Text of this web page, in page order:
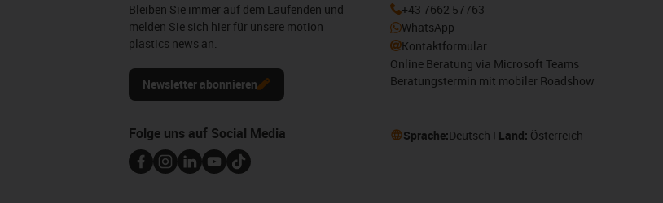
Bleiben Sie immer auf dem Laufenden und
melden Sie sich hier für unsere motion
plastics news an.
Newsletter abonnieren
+43 7662 57763
WhatsApp
Kontaktformular
Online Beratung via Microsoft Teams
Beratungstermin mit mobiler Roadshow
Folge uns auf Social Media Sprache:Deutsch Land: Österreich